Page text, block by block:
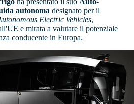
autonoma designato per il
Electric Vehicles,
e mirata a valutare il potenziale
conducente in Europa.